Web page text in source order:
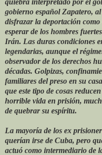
gobierno español Zapatero,
disfrazar la deportación
esperar de los hombres
Irán. Las duras condiciones
legendarias, aunque el
observador de los derechos
décadas. Golpizas,
familiares del preso en su
que este tipo de cosas
horrible vida en prisión,
de quebrar su espíritu.
La mayoría de los ex
querían irse de Cuba, pero
actuó como intermediario de